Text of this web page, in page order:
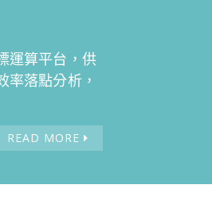
運算平台，供
落點分析，
READ MORE